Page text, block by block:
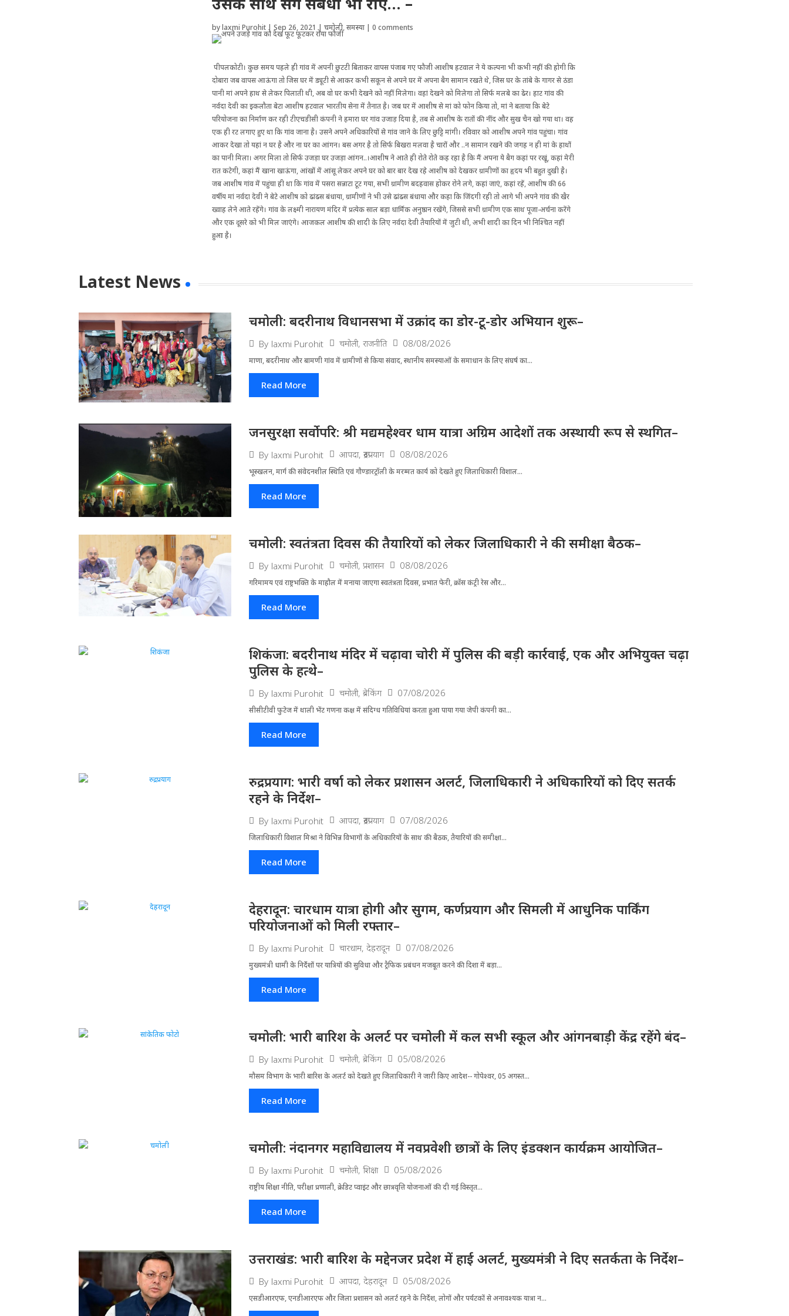
bylaxmi Purohit |Sep 26, 2021 |चमोली,समस्या |0 comments
पीपलकोटी। कुछ समय पहले ही गांव में अपनी छुटटी बिताकर वापस पंजाब गए फौजी आशीष हटवाल ने ये कल्पना भी कभी नहीं की होगी कि
दोबारा जब वापस आऊंगा तो जिस घर में ड्यूटी से आकर कभी सकून से अपने घर में अपना बैग सामान रखते थे, जिस घर के तांबे के गागर से ठंडा
पानी मां अपने हाथ से लेकर पिलाती थी, अब वो घर कभी देखने को ‌नहीं मिलेगा। वहां देखने को मिलेगा तो सिर्फ मलबे का ढेर। हाट गांव की
नर्वदा देवी का इकलौता बेटा आशीष हटवाल भारतीय सेना में तैनात है। जब घर में आशीष से मां को फोन किया तो, मां ने बताया कि बेटे
परियोजना का निर्माण कर रही टीएचडीसी कंपनी ने हमारा घर गांव उजाड़ दिया है, तब से आशीष के रातों की नींद और सुख चैन खो गया था। वह
एक ही रट लगाए हुए था कि गांव जाना है। उसने अपने अधिकारियों से गांव जाने के लिए छुट्टि मांगी। रविवार को आशीष अपने गांव पहुंचा। गांव
आकर देखा तो यहां न घर है और ना घर का आंगन। बस अगर है तो सिर्फ बिखरा मलवा है चारों और ..न सामान रखने की जगह न ही मां के हाथों
का पानी मिला। अगर मिला तो सिर्फ उजड़ा घर उजड़ा आंगन..।आशीष ने आते ही रोते रोते कह रहा है कि मैं अपना ये बैग कहां पर रखूं, कहां मेरी
रात कटेगी, कहां मैं खाना खाऊंगा, आंखों में आंसू लेकर अपने घर को बार बार देख रहे आशीष को देखकर ग्रामीणों का हृदय भी बहुत दुखी है।
जब आशीष गांव में पहुंचा ही था कि गांव में पसरा सन्नाटा टूट गया, सभी ग्रामीण बदहवास होकर रोने लगे, कहां जाएं, कहां रहें, आशीष की 66
वर्षीय मां नर्वदा देवी ने बेटे आशीष को ढांढस बंधाया, ग्रामीणों ने भी उसे ढांढस बंधाया और कहा कि जिंदगी रही तो आगे भी अपने गांव की खैर
ख्वाह लेने आते रहेंगे। गांव के लक्ष्मी नारायण मंदिर में प्रत्येक साल बड़ा धार्मिक अनुष्ठान रखेंगे, जिससे सभी ग्रामीण एक साथ पूजा-अर्चना करेंगे
और एक दूसरे को भी मिल जाएंगे। आजकल आशीष की शादी के लिए नर्वदा देवी तैयारियों में जुटी थी, अभी शादी का दिन भी निश्चित नहीं
हुआ है।
Latest News
चमोली: बदरीनाथ विधानसभा में उक्रांद का डोर-टू-डोर अभियान शुरू–
By laxmi Purohit चमोली, राजनीति 08/08/2026
माणा, बदरीनाथ और बामणी गांव में ग्रामीणों से किया संवाद, स्थानीय समस्याओं के समाधान के लिए संघर्ष का...
Read More
जनसुरक्षा सर्वोपरि: श्री मद्यमहेश्वर धाम यात्रा अग्रिम आदेशों तक अस्थायी रूप से स्थगित–
By laxmi Purohit आपदा, रूद्रप्रयाग 08/08/2026
भूस्खलन, मार्ग की संवेदनशील स्थिति एवं गौण्डारट्रॉली के मरम्मत कार्य को देखते हुए जिलाधिकारी विशाल...
Read More
चमोली: स्वतंत्रता दिवस की तैयारियों को लेकर जिलाधिकारी ने की समीक्षा बैठक–
By laxmi Purohit चमोली, प्रशासन 08/08/2026
गरिमामय एवं राष्ट्रभक्ति के माहौल में मनाया जाएगा स्वतंत्रता दिवस, प्रभात फेरी, क्रॉस कंट्री रेस और...
Read More
​शिकंजा: बदरीनाथ मंदिर में चढ़ावा चोरी में पुलिस की बड़ी कार्रवाई, एक और अभियुक्त चढ़ा
पुलिस के हत्थे–
By laxmi Purohit चमोली, ब्रेकिंग 07/08/2026
सीसीटीवी फुटेज में थाली भेंट गणना कक्ष में संदिग्ध गतिविधियां करता हुआ पाया गया जेपी कंपनी का...
Read More
रुद्रप्रयाग: भारी वर्षा को लेकर प्रशासन अलर्ट, जिलाधिकारी ने अधिकारियों को दिए सतर्क
रहने के निर्देश–
By laxmi Purohit आपदा, रूद्रप्रयाग 07/08/2026
जिला​धिकारी विशाल मिश्रा ने वि​भिन्न विभागों के अ​धिकारियों के साथ की बैठक, तैयारियों की समीक्षा...
Read More
देहरादून: चारधाम यात्रा होगी और सुगम, कर्णप्रयाग और सिमली में आधुनिक पार्किंग
परियोजनाओं को मिली रफ्तार–
By laxmi Purohit चारधाम, देहरादून 07/08/2026
मुख्यमंत्री धामी के निर्देशों पर यात्रियों की सुविधा और ट्रैफिक प्रबंधन मजबूत करने की दिशा में बड़ा...
Read More
चमोली: भारी बारिश के अलर्ट पर चमोली में कल सभी स्कूल और आंगनबाड़ी केंद्र रहेंगे बंद–
By laxmi Purohit चमोली, ब्रेकिंग 05/08/2026
मौसम विभाग के भारी बारिश के अलर्ट को देखते हुए जिला​धिकारी ने जारी किए आदेश-- गोपेश्वर, 05 अगस्त...
Read More
चमोली: नंदानगर महाविद्यालय में नवप्रवेशी छात्रों के लिए इंडक्शन कार्यक्रम आयोजित–
By laxmi Purohit चमोली, शिक्षा 05/08/2026
राष्ट्रीय शिक्षा नीति, परीक्षा प्रणाली, क्रेडिट प्वाइंट और छात्रवृत्ति योजनाओं की दी गई विस्तृत...
Read More
उत्तराखंड: भारी बारिश के मद्देनजर प्रदेश में हाई अलर्ट, मुख्यमंत्री ने दिए सतर्कता के निर्देश–
By laxmi Purohit आपदा, देहरादून 05/08/2026
एसडीआरएफ, एनडीआरएफ और जिला प्रशासन को अलर्ट रहने के निर्देश, लोगों और पर्यटकों से अनावश्यक यात्रा न...